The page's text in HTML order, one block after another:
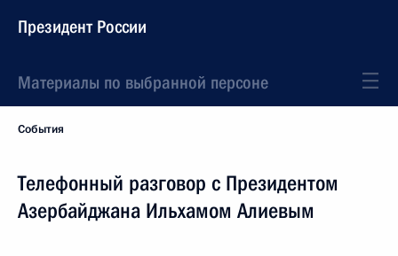
Президент России
Материалы по выбранной персоне
События
Телефонный разговор с Президентом
Азербайджана Ильхамом Алиевым